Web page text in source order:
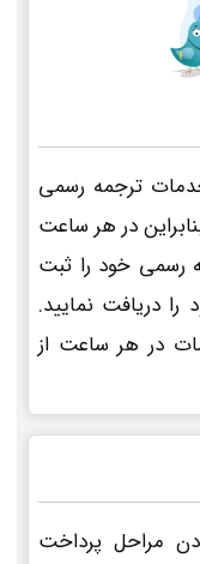
ترجمه رسمی
نماید بنابراین در هر ساعت
رسمی خود را ثبت
دریافت نمایید.
در هر ساعت از
مراحل پرداخت